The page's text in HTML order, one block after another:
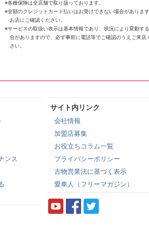
※各種保険は全店舗で取り扱っております。
※全額のクレジットカード払いはお受けできない場合があります
お店にご確認ください。
※サービスの取扱い表示は基本情報であり、状況により変動す
合がありますので、必ず事前に電話等でご確認のうえご来店
さい。
ンス
サイト内リンク
会社情報
加盟店募集
お役立ちコラム一覧
プライバシーポリシー
古物営業法に基づく表示
愛車人（フリーマガジン）